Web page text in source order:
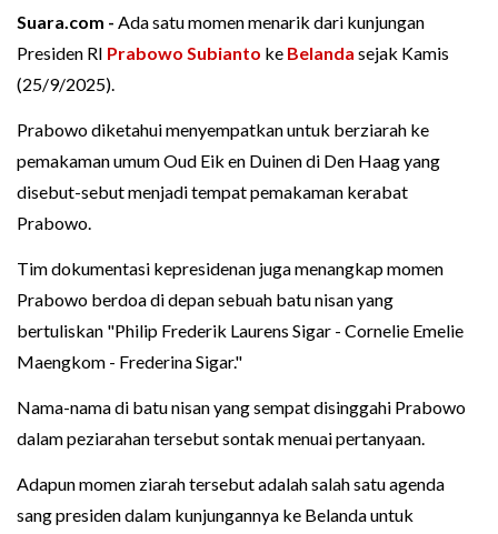
Suara.com - Ada satu momen menarik dari kunjungan
Presiden RI Prabowo Subianto ke Belanda sejak Kamis
(25/9/2025).
Prabowo diketahui menyempatkan untuk berziarah ke
pemakaman umum Oud Eik en Duinen di Den Haag yang
disebut-sebut menjadi tempat pemakaman kerabat
Prabowo.
Tim dokumentasi kepresidenan juga menangkap momen
Prabowo berdoa di depan sebuah batu nisan yang
bertuliskan "Philip Frederik Laurens Sigar - Cornelie Emelie
Maengkom - Frederina Sigar."
Nama-nama di batu nisan yang sempat disinggahi Prabowo
dalam peziarahan tersebut sontak menuai pertanyaan.
Adapun momen ziarah tersebut adalah salah satu agenda
sang presiden dalam kunjungannya ke Belanda untuk